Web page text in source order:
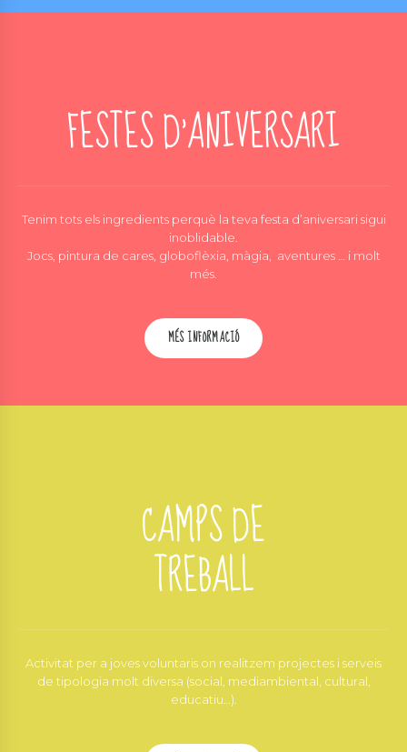
FESTES D’ANIVERSARI
Tenim tots els ingredients perquè la teva festa d’aniversari sigui
inoblidable.
Jocs, pintura de cares, globoflèxia, màgia, aventures … i molt
més.
MÉS INFORMACIÓ
CAMPS DE
TREBALL
Activitat per a joves voluntaris on realitzem projectes i serveis
de tipologia molt diversa (social, mediambiental, cultural,
educatiu…).